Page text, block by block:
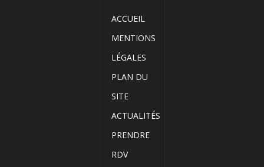
ACCUEIL
MENTIONS
LÉGALES
PLAN DU
SITE
ACTUALITÉS
PRENDRE
RDV